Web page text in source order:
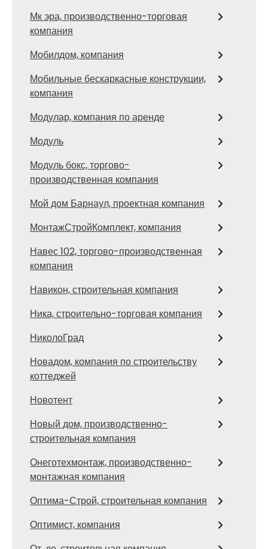
Мк эра, производственно-торговая
компания
Мобилдом, компания
Мобильные бескаркасные конструкции,
компания
Модулар, компания по аренде
Модуль
Модуль бокс, торгово-
производственная компания
Мой дом Барнаул, проектная компания
МонтажСтройКомплект, компания
Навес 102, торгово-производственная
компания
Навикон, строительная компания
Ника, строительно-торговая компания
НиколоГрад
Новадом, компания по строительству
коттеджей
Новотент
Новый дом, производственно-
строительная компания
Онеготехмонтаж, производственно-
монтажная компания
Оптима-Строй, строительная компания
Оптимист, компания